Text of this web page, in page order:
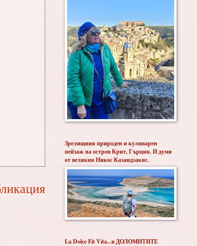
Зрелищния природен и кулинарен
пейзаж на остров Крит, Гърция. И думи
от великия Никос Казандзакис.
La Dolce Fit Vita...в ДОЛОМИТИТЕ